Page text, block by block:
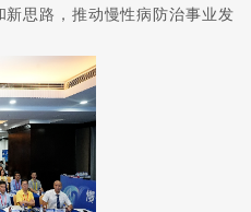
思路，推动慢性病防治事业发